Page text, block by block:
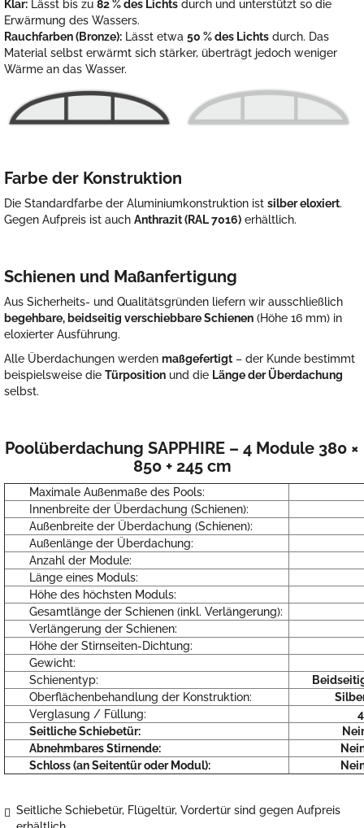
Klar: Lässt bis zu 82 % des Lichts durch und unterstützt so die
Erwärmung des Wassers.
Rauchfarben (Bronze): Lässt etwa 50 % des Lichts durch. Das
Material selbst erwärmt sich stärker, überträgt jedoch weniger
Wärme an das Wasser.
Farbe der Konstruktion
Die Standardfarbe der Aluminiumkonstruktion ist silber eloxiert.
Gegen Aufpreis ist auch Anthrazit (RAL 7016) erhältlich.
Schienen und Maßanfertigung
Aus Sicherheits- und Qualitätsgründen liefern wir ausschließlich
begehbare, beidseitig verschiebbare Schienen (Höhe 16 mm) in
eloxierter Ausführung.
Alle Überdachungen werden maßgefertigt – der Kunde bestimmt
beispielsweise die Türposition und die Länge der Überdachung
selbst.
Poolüberdachung SAPPHIRE – 4 Module 380 ×
850 + 245 cm
Maximale Außenmaße des Pools:
Innenbreite der Überdachung (Schienen):
Außenbreite der Überdachung (Schienen):
Außenlänge der Überdachung:
Anzahl der Module:
Länge eines Moduls:
Höhe des höchsten Moduls:
Gesamtlänge der Schienen (inkl. Verlängerung):
Verlängerung der Schienen:
Höhe der Stirnseiten-Dichtung:
Gewicht:
Schienentyp:
Oberflächenbehandlung der Konstruktion:
Verglasung / Füllung:
Seitliche Schiebetür:
Abnehmbares Stirnende:
Schloss (an Seitentür oder Modul):
Seitliche Schiebetür, Flügeltür, Vordertür sind gegen Aufpreis